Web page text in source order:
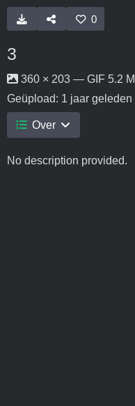
0
3
360 × 203 — GIF 5.2
Geüpload: 1 jaar geleden
Over
No description provided.